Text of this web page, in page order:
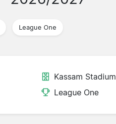
League One
Kassam Stadium
League One